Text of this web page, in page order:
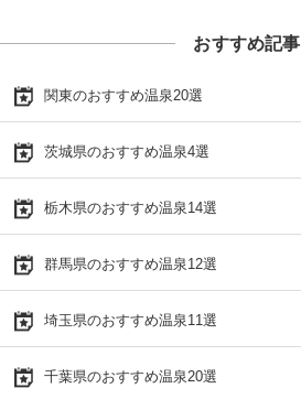
おすすめ記事
関東のおすすめ温泉20選
茨城県のおすすめ温泉4選
栃木県のおすすめ温泉14選
群馬県のおすすめ温泉12選
埼玉県のおすすめ温泉11選
千葉県のおすすめ温泉20選